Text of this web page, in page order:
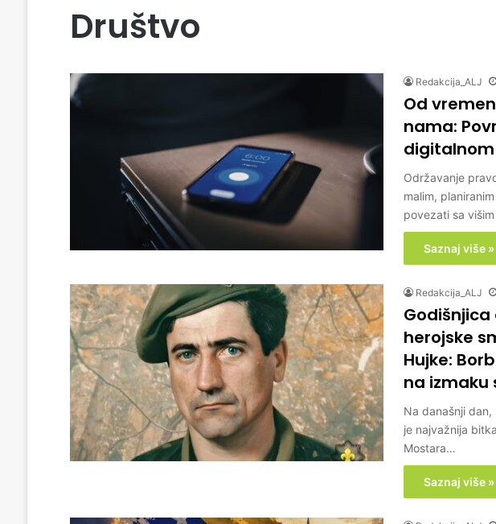
Društvo
Redakcija_ALJ
Od
nama:
Održavanje
malim,
povezati sa
Saznaj više »
Redakcija_ALJ
herojske
Hujke:
na izmaku
Na današnji
je najvažnija
Mostara…
Saznaj više »